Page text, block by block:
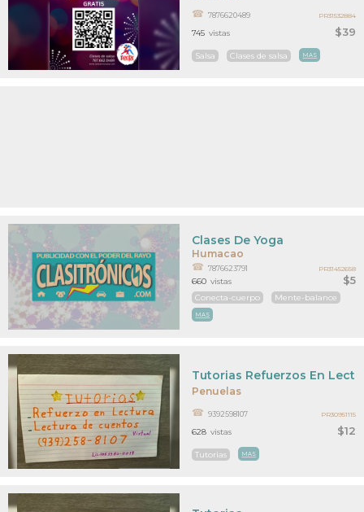
$39
7876620489
Salsa Clases de salsa MAS
745 vistas
PR31532884
Humacao
$5
Clases De Yoga
7876623791
Conecta-cuerpo Mente-balance
MAS
660 vistas
PR31452658
Penuelas
$12
Tutorias Refuerzos En
9392598107
Tutorias MAS
628 vistas
PR30951115